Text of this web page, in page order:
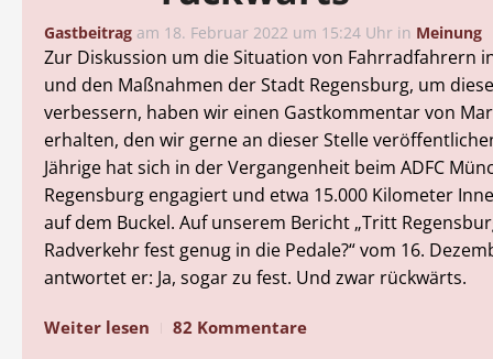
Gastbeitrag am 18. Februar 2022 um 15:24 Uhr in Meinung
Zur Diskussion um die Situation von Fahrradfahrern
und den Maßnahmen der Stadt Regensburg, um
verbessern, haben wir einen Gastkommentar von
erhalten, den wir gerne an dieser Stelle
Jährige hat sich in der Vergangenheit beim ADFC
Regensburg engagiert und etwa 15.000 Kilometer
auf dem Buckel. Auf unserem Bericht „Tritt
Radverkehr fest genug in die Pedale?“ vom 16.
antwortet er: Ja, sogar zu fest. Und zwar rückwärts.
Weiter lesen 82 Kommentare